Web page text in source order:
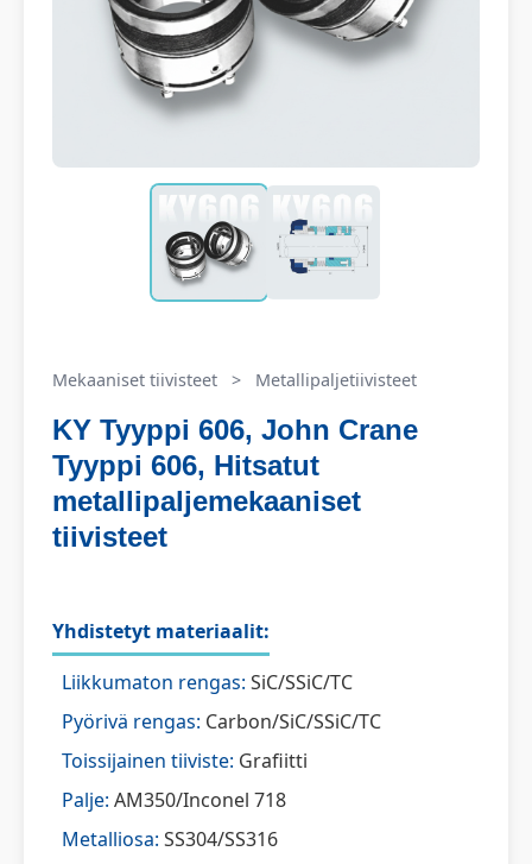
Mekaaniset tiivisteet > Metallipaljetiivisteet
KY Tyyppi 606, John Crane
Tyyppi 606, Hitsatut
metallipaljemekaaniset
tiivisteet
Yhdistetyt materiaalit:
Liikkumaton rengas: SiC/SSiC/TC
Pyörivä rengas: Carbon/SiC/SSiC/TC
Toissijainen tiiviste: Grafiitti
Palje: AM350/Inconel 718
Metalliosa: SS304/SS316